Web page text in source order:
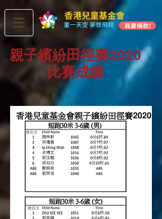
童一天空 夢想飛翔
香港兒童基金會
我要捐款!
親子繽紛田徑賽2020
​比賽成績